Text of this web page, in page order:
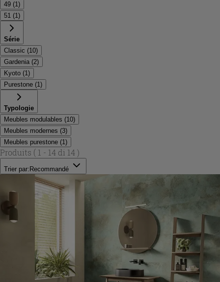
49 (1 )
51 (1 )
Série
Classic (10)
Gardenia (2)
Kyoto (1 )
Purestone (1 )
Typologie
Meubles modulables (10)
Meubles modernes (3)
Meubles purestone (1 )
Produits ( 1 - 14 di 14 )
Trier par: Recommandé